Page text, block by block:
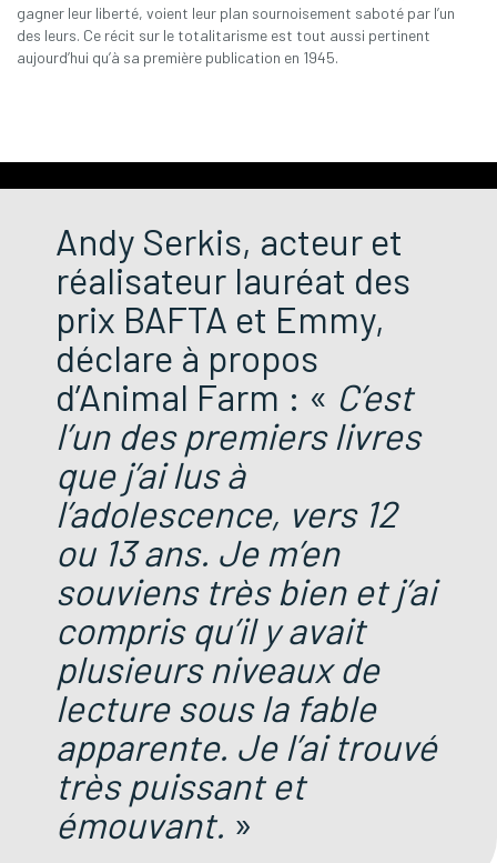
gagner leur liberté, voient leur plan sournoisement saboté par l’un
des leurs. Ce récit sur le totalitarisme est tout aussi pertinent
aujourd’hui qu’à sa première publication en 1945.
Andy Serkis, acteur et
réalisateur lauréat des
prix BAFTA et Emmy,
déclare à propos
d’Animal Farm : « C’est
l’un des premiers livres
que j’ai lus à
l’adolescence, vers 12
ou 13 ans. Je m’en
souviens très bien et j’ai
compris qu’il y avait
plusieurs niveaux de
lecture sous la fable
apparente. Je l’ai trouvé
très puissant et
émouvant. »